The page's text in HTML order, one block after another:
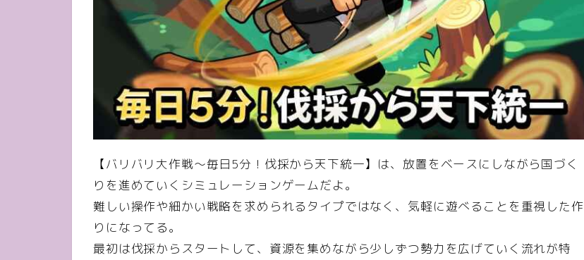
【バリバリ大作戦～毎日5分！伐採から天下統一】は、放置をベースにしながら国づく
りを進めていくシミュレーションゲームだよ。
難しい操作や細かい戦略を求められるタイプではなく、気軽に遊べることを重視した作
りになってる。
最初は伐採からスタートして、資源を集めながら少しずつ勢力を広げていく流れが特